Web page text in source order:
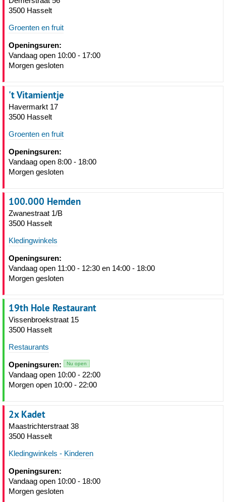
3500 Hasselt
Groenten en fruit
Openingsuren:
Vandaag open 10:00 - 17:00
Morgen gesloten
't Vitamientje
Havermarkt 17
3500 Hasselt
Groenten en fruit
Openingsuren:
Vandaag open 8:00 - 18:00
Morgen gesloten
100.000 Hemden
Zwanestraat 1/B
3500 Hasselt
Kledingwinkels
Openingsuren:
Vandaag open 11:00 - 12:30 en 14:00 - 18:00
Morgen gesloten
19th Hole Restaurant
Vissenbroekstraat 15
3500 Hasselt
Restaurants
Openingsuren: Nu open
Vandaag open 10:00 - 22:00
Morgen open 10:00 - 22:00
2x Kadet
Maastrichterstraat 38
3500 Hasselt
Kledingwinkels - Kinderen
Openingsuren:
Vandaag open 10:00 - 18:00
Morgen gesloten